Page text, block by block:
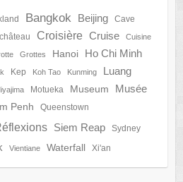
Bangkok Beijing Cave
château Croisière Cruise Cuisine
Grottes Hanoi
Ho Chi Minh
Kep Koh Tao Kunming
Luang
Motueka Museum Musée
Penh Queenstown
Siem Reap Sydney
Vientiane Waterfall Xi'an